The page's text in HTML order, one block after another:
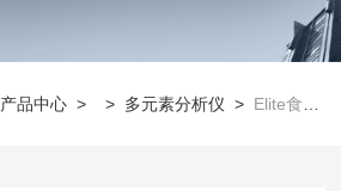
产品中心 > > 多元素分析仪 > Elite食品中污染重金属元素分析仪